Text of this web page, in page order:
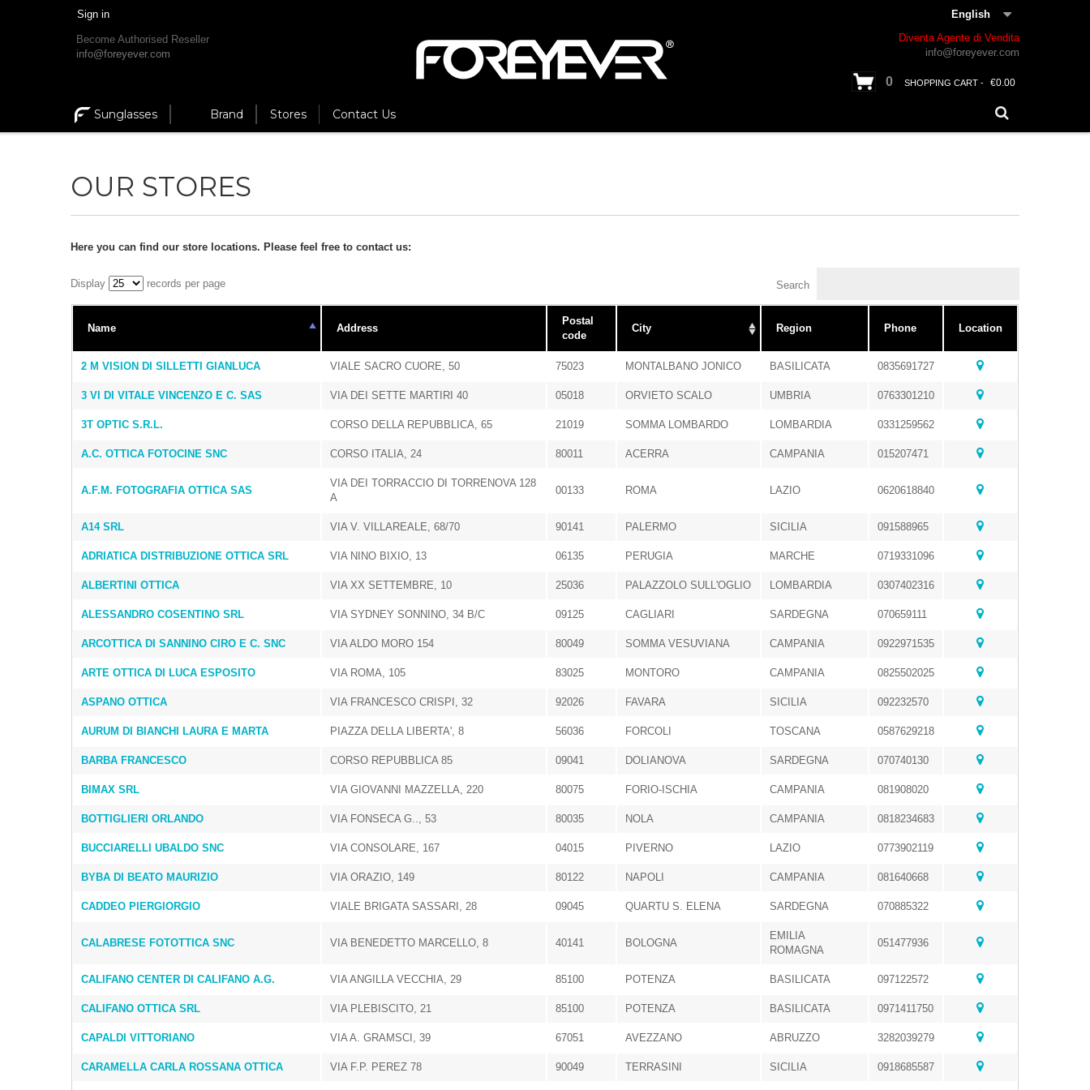
Sign in
Become Authorised Reseller
info@foreyever.com
English
Diventa Agente di Vendita
info@foreyever.com
0 SHOPPING CART - €0.00
Sunglasses Brand Stores Contact Us
OUR STORES
Here you can find our store locations. Please feel free to contact us:
Display records per page Search
Name Address
Postal
code
City Region Phone Location
2 M VISION DI SILLETTI GIANLUCA VIALE SACRO CUORE, 50 75023 MONTALBANO JONICO BASILICATA 0835691727
3 VI DI VITALE VINCENZO E C. SAS VIA DEI SETTE MARTIRI 40 05018 ORVIETO SCALO UMBRIA 0763301210
3T OPTIC S.R.L. CORSO DELLA REPUBBLICA, 65 21019 SOMMA LOMBARDO LOMBARDIA 0331259562
A.C. OTTICA FOTOCINE SNC CORSO ITALIA, 24 80011 ACERRA CAMPANIA 015207471
A.F.M. FOTOGRAFIA OTTICA SAS
VIA DEI TORRACCIO DI TORRENOVA 128
A
00133 ROMA LAZIO 0620618840
A14 SRL VIA V. VILLAREALE, 68/70 90141 PALERMO SICILIA 091588965
ADRIATICA DISTRIBUZIONE OTTICA SRL VIA NINO BIXIO, 13 06135 PERUGIA MARCHE 0719331096
ALBERTINI OTTICA VIA XX SETTEMBRE, 10 25036 PALAZZOLO SULL'OGLIO LOMBARDIA 0307402316
ALESSANDRO COSENTINO SRL VIA SYDNEY SONNINO, 34 B/C 09125 CAGLIARI SARDEGNA 070659111
ARCOTTICA DI SANNINO CIRO E C. SNC VIA ALDO MORO 154 80049 SOMMA VESUVIANA CAMPANIA 0922971535
ARTE OTTICA DI LUCA ESPOSITO VIA ROMA, 105 83025 MONTORO CAMPANIA 0825502025
ASPANO OTTICA VIA FRANCESCO CRISPI, 32 92026 FAVARA SICILIA 092232570
AURUM DI BIANCHI LAURA E MARTA PIAZZA DELLA LIBERTA', 8 56036 FORCOLI TOSCANA 0587629218
BARBA FRANCESCO CORSO REPUBBLICA 85 09041 DOLIANOVA SARDEGNA 070740130
BIMAX SRL VIA GIOVANNI MAZZELLA, 220 80075 FORIO-ISCHIA CAMPANIA 081908020
BOTTIGLIERI ORLANDO VIA FONSECA G.., 53 80035 NOLA CAMPANIA 0818234683
BUCCIARELLI UBALDO SNC VIA CONSOLARE, 167 04015 PIVERNO LAZIO 0773902119
BYBA DI BEATO MAURIZIO VIA ORAZIO, 149 80122 NAPOLI CAMPANIA 081640668
CADDEO PIERGIORGIO VIALE BRIGATA SASSARI, 28 09045 QUARTU S. ELENA SARDEGNA 070885322
CALABRESE FOTOTTICA SNC VIA BENEDETTO MARCELLO, 8 40141 BOLOGNA
EMILIA
ROMAGNA
051477936
CALIFANO CENTER DI CALIFANO A.G. VIA ANGILLA VECCHIA, 29 85100 POTENZA BASILICATA 097122572
CALIFANO OTTICA SRL VIA PLEBISCITO, 21 85100 POTENZA BASILICATA 0971411750
CAPALDI VITTORIANO VIA A. GRAMSCI, 39 67051 AVEZZANO ABRUZZO 3282039279
CARAMELLA CARLA ROSSANA OTTICA VIA F.P. PEREZ 78 90049 TERRASINI SICILIA 0918685587